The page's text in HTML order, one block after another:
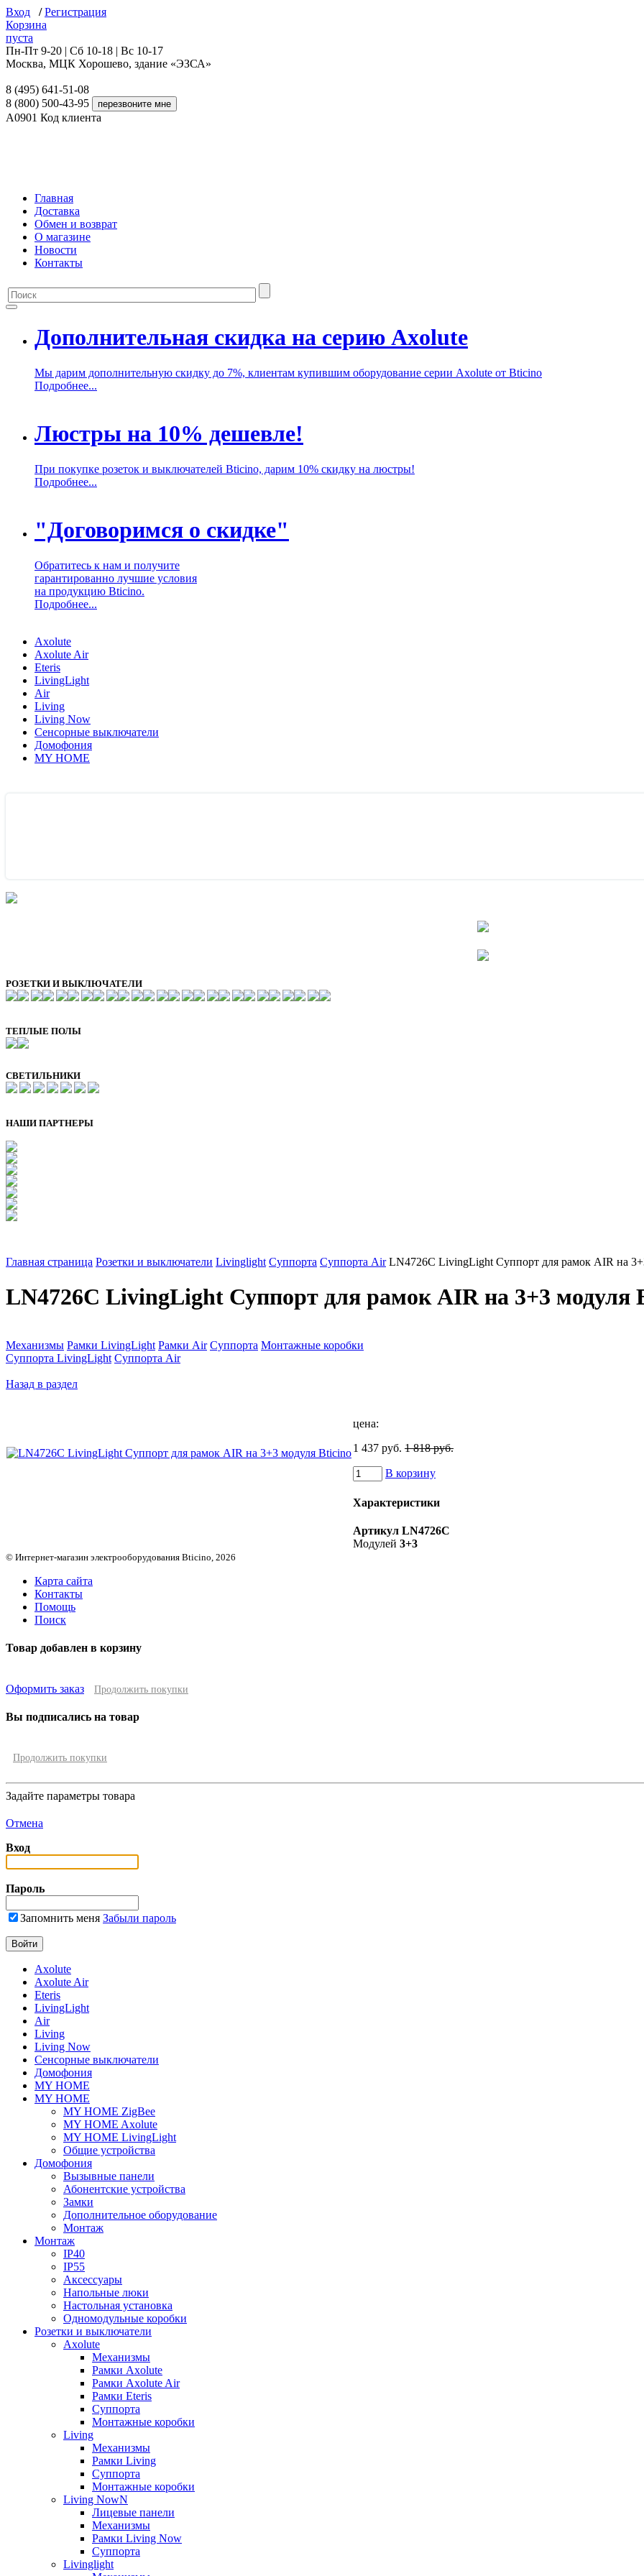
Вход / Регистрация
Корзина
пуста
Пн-Пт 9-20 | Сб 10-18 | Вс 10-17
Москва, МЦК Хорошево, здание «ЭЗСА»
8 (495) 641-51-08
8 (800) 500-43-95
A0901 Код клиента
Главная
Доставка
Обмен и возврат
О магазине
Новости
Контакты
Дополнительная скидка на серию Axolute
Мы дарим дополнительную скидку до 7%, клиентам купившим оборудование серии Axolute от Bticino
Подробнее...
Люстры на 10% дешевле!
При покупке розеток и выключателей Bticino, дарим 10% скидку на люстры!
Подробнее...
"Договоримся о скидке"
Обратитесь к нам и получите
гарантированно лучшие условия
на продукцию Bticino.
Подробнее...
Axolute
Axolute Air
Eteris
LivingLight
Air
Living
Living Now
Сенсорные выключатели
Домофония
MY HOME
РОЗЕТКИ И ВЫКЛЮЧАТЕЛИ
ТЕПЛЫЕ ПОЛЫ
СВЕТИЛЬНИКИ
НАШИ ПАРТНЕРЫ
Главная страница Розетки и выключатели Livinglight Суппорта Суппорта Air LN4726C LivingLight Суппорт для рамок AIR на
LN4726C LivingLight Суппорт для рамок AIR на 3+3 модуля
Механизмы Рамки LivingLight Рамки Air Суппорта Монтажные коробки
Суппорта LivingLight Суппорта Air
Назад в раздел
цена:
1 437 руб. 1 818 руб.
В корзину
Характеристики
Артикул LN4726C
Модулей 3+3
© Интернет-магазин электрооборудования Bticino, 2026
Карта сайта
Контакты
Помощь
Поиск
Товар добавлен в корзину
Оформить заказ Продолжить покупки
Вы подписались на товар
Продолжить покупки
Задайте параметры товара
Отмена
Вход
Пароль
Запомнить меня Забыли пароль
Axolute
Axolute Air
Eteris
LivingLight
Air
Living
Living Now
Сенсорные выключатели
Домофония
MY HOME
MY HOME
MY HOME ZigBee
MY HOME Axolute
MY HOME LivingLight
Общие устройства
Домофония
Вызывные панели
Абонентские устройства
Замки
Дополнительное оборудование
Монтаж
Монтаж
IP40
IP55
Аксессуары
Напольные люки
Настольная установка
Одномодульные коробки
Розетки и выключатели
Axolute
Механизмы
Рамки Axolute
Рамки Axolute Air
Рамки Eteris
Суппорта
Монтажные коробки
Living
Механизмы
Рамки Living
Суппорта
Монтажные коробки
Living NowN
Лицевые панели
Механизмы
Рамки Living Now
Суппорта
Livinglight